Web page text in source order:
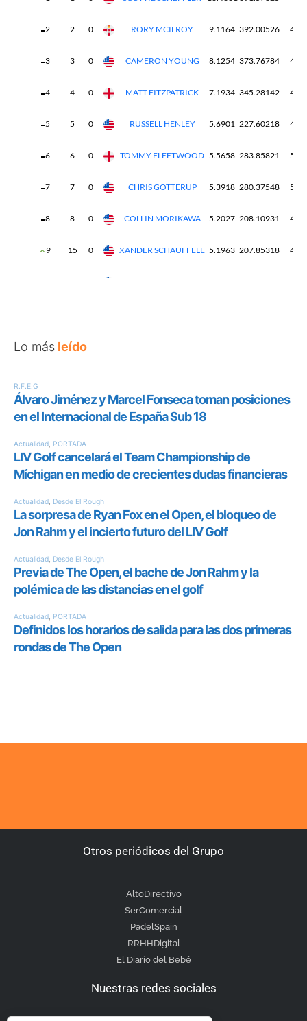
Lo más leído
Otros periódicos del Grupo
AltoDirectivo
SerComercial
PadelSpain
RRHHDigital
El Diario del Bebé
Nuestras redes sociales